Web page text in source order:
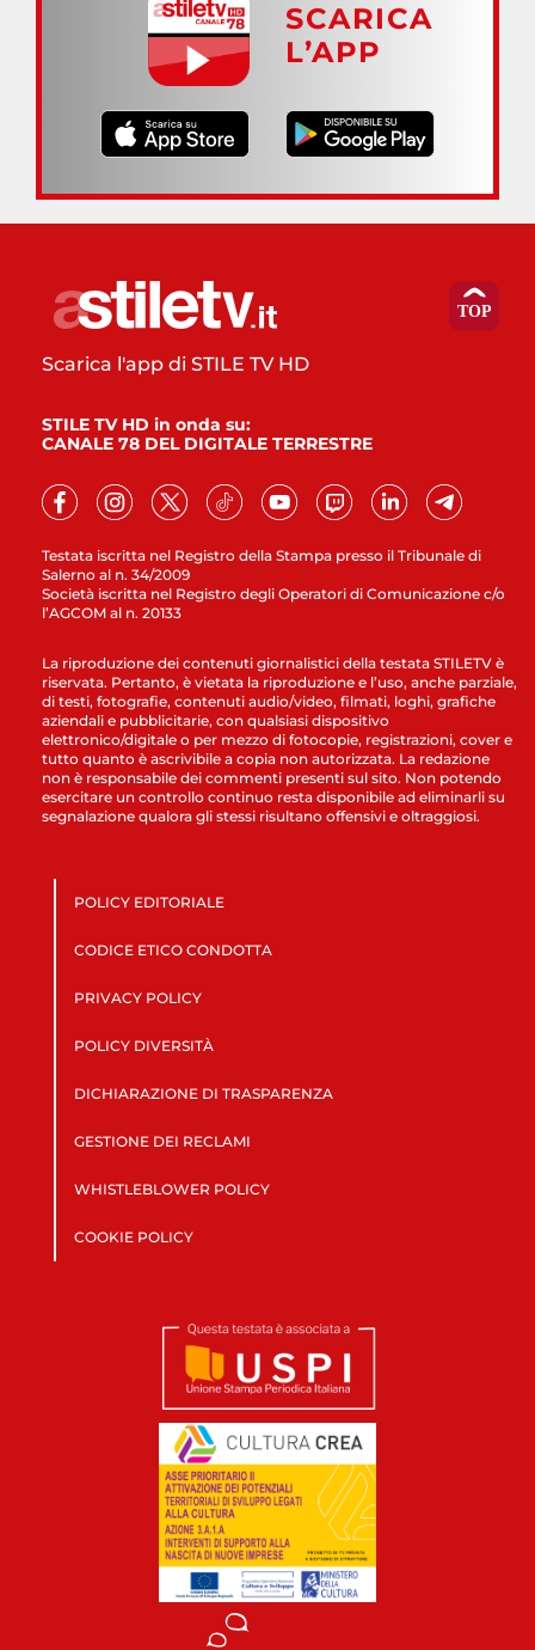
SCARICA
L’APP
Testata iscritta nel Registro della Stampa presso il Tribunale di
Salerno al n. 34/2009
Società iscritta nel Registro degli Operatori di Comunicazione c/o
l’AGCOM al n. 20133
Scarica l'app di STILE TV HD
STILE TV HD in onda su:
CANALE 78 DEL DIGITALE TERRESTRE
La riproduzione dei contenuti giornalistici della testata STILETV è
riservata. Pertanto, è vietata la riproduzione e l’uso, anche parziale,
di testi, fotografie, contenuti audio/video, filmati, loghi, grafiche
aziendali e pubblicitarie, con qualsiasi dispositivo
elettronico/digitale o per mezzo di fotocopie, registrazioni, cover e
tutto quanto è ascrivibile a copia non autorizzata. La redazione
non è responsabile dei commenti presenti sul sito. Non potendo
esercitare un controllo continuo resta disponibile ad eliminarli su
segnalazione qualora gli stessi risultano offensivi e oltraggiosi.
POLICY EDITORIALE
CODICE ETICO CONDOTTA
PRIVACY POLICY
POLICY DIVERSITÀ
DICHIARAZIONE DI TRASPARENZA
GESTIONE DEI RECLAMI
WHISTLEBLOWER POLICY
COOKIE POLICY